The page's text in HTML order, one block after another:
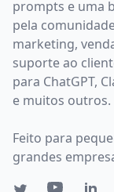
prompts e uma
pela
marketing,
suporte ao
para ChatGPT,
e muitos outros.
Feito para
grandes